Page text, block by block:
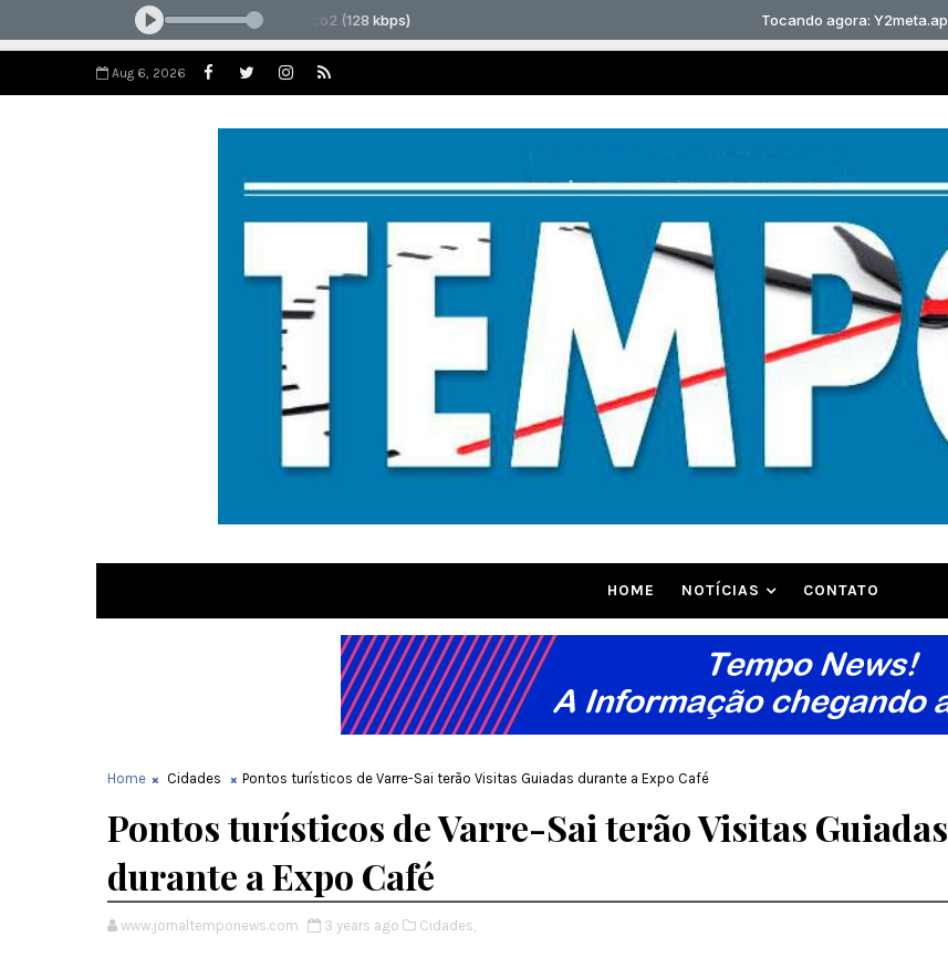
Aug 6, 2026
HOME NOTÍCIAS CONTATO
Home Cidades Pontos turísticos de Varre-Sai terão Visitas Guiadas durante a Expo Café
Pontos turísticos de Varre-Sai terão Visitas Guiadas
durante a Expo Café
www.jornaltemponews.com 3 years ago Cidades,